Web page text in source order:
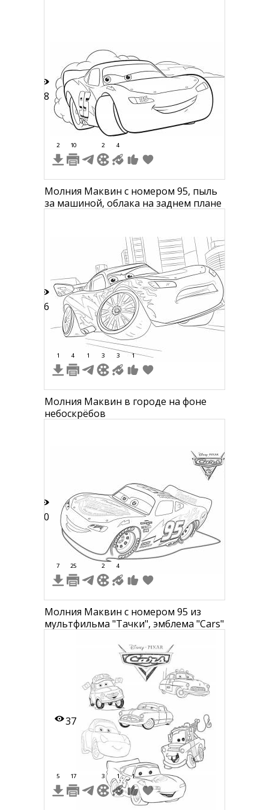
18
2 10 2 4
Молния Маквин с номером 95, пыль
за машиной, облака на заднем плане
16
1 4 1 3 3 1
Молния Маквин в городе на фоне
небоскрёбов
40
7 25 2 4
Молния Маквин с номером 95 из
мультфильма "Тачки", эмблема "Cars"
37
5 17 3 1 1